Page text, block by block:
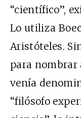
“científico”,
Lo utiliza
Aristóteles.
para nombrar
venía
“filósofo